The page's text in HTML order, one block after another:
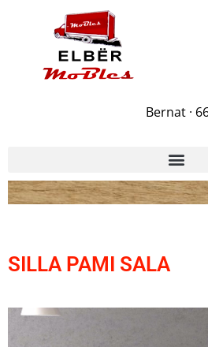
Bernat ·
SILLA PAMI SALA